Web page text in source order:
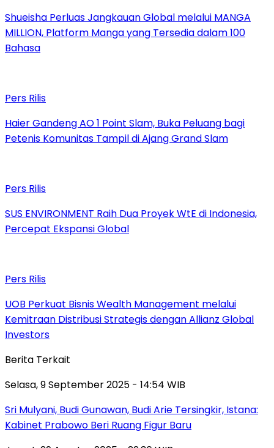
Shueisha Perluas Jangkauan Global melalui MANGA
MILLION, Platform Manga yang Tersedia dalam 100
Bahasa
Pers Rilis
Haier Gandeng AO 1 Point Slam, Buka Peluang bagi
Petenis Komunitas Tampil di Ajang Grand Slam
Pers Rilis
SUS ENVIRONMENT Raih Dua Proyek WtE di Indonesia,
Percepat Ekspansi Global
Pers Rilis
UOB Perkuat Bisnis Wealth Management melalui
Kemitraan Distribusi Strategis dengan Allianz Global
Investors
Berita Terkait
Selasa, 9 September 2025 - 14:54 WIB
Sri Mulyani, Budi Gunawan, Budi Arie Tersingkir, Istana:
Kabinet Prabowo Beri Ruang Figur Baru